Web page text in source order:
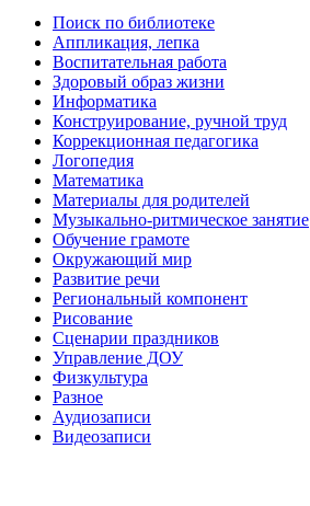
Поиск по библиотеке
Аппликация, лепка
Воспитательная работа
Здоровый образ жизни
Информатика
Конструирование, ручной труд
Коррекционная педагогика
Логопедия
Математика
Материалы для родителей
Музыкально-ритмическое занятие
Обучение грамоте
Окружающий мир
Развитие речи
Региональный компонент
Рисование
Сценарии праздников
Управление ДОУ
Физкультура
Разное
Аудиозаписи
Видеозаписи